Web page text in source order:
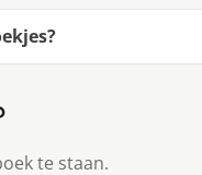
te staan.